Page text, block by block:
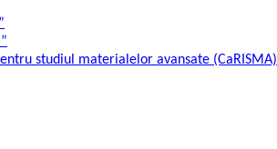
studiul materialelor avansate (CaRISMA)